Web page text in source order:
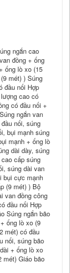
ngắn cao
đồng + ống
ống lò xo (15
mét) ) Súng
đầu nối Hợp
cao có
có đầu nối +
ngắn van
nối, súng
bụi mạnh súng
mạnh + ống lò
dài dày, súng
cấp súng
súng dài van
bụi cực mạnh
(9 mét) ) Bộ
van đồng công
đầu nối Hợp
Súng ngắn bão
ống lò xo (9
mét) có đầu
nối, súng bão
+ ống lò xo
mét) Giáo bão